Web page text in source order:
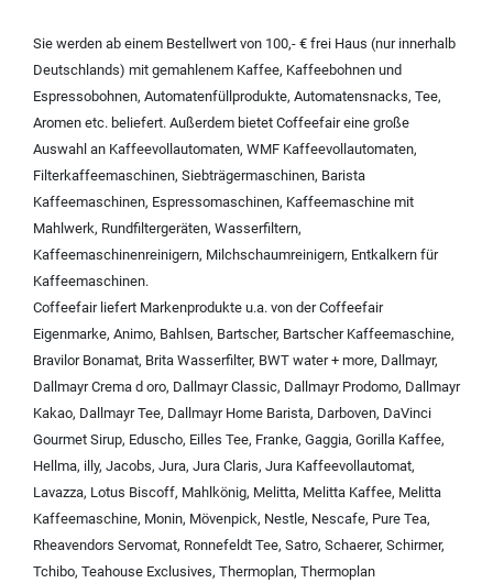
Sie werden ab einem Bestellwert von 100,- € frei Haus (nur innerhalb
Deutschlands) mit gemahlenem Kaffee, Kaffeebohnen und
Espressobohnen, Automatenfüllprodukte, Automatensnacks, Tee,
Aromen etc. beliefert. Außerdem bietet Coffeefair eine große
Auswahl an Kaffeevollautomaten, WMF Kaffeevollautomaten,
Filterkaffeemaschinen, Siebträgermaschinen, Barista
Kaffeemaschinen, Espressomaschinen, Kaffeemaschine mit
Mahlwerk, Rundfiltergeräten, Wasserfiltern,
Kaffeemaschinenreinigern, Milchschaumreinigern, Entkalkern für
Kaffeemaschinen.
Coffeefair liefert Markenprodukte u.a. von derCoffeefair
Eigenmarke, Animo, Bahlsen, Bartscher, Bartscher Kaffeemaschine,
Bravilor Bonamat, Brita Wasserfilter, BWT water + more, Dallmayr,
Dallmayr Crema d oro, Dallmayr Classic, Dallmayr Prodomo, Dallmayr
Kakao, Dallmayr Tee, Dallmayr Home Barista, Darboven, DaVinci
Gourmet Sirup, Eduscho, Eilles Tee, Franke, Gaggia, Gorilla Kaffee,
Hellma, illy, Jacobs, Jura, Jura Claris, Jura Kaffeevollautomat,
Lavazza, Lotus Biscoff, Mahlkönig, Melitta, Melitta Kaffee, Melitta
Kaffeemaschine, Monin, Mövenpick, Nestle, Nescafe, Pure Tea,
Rheavendors Servomat, Ronnefeldt Tee, Satro, Schaerer, Schirmer,
Tchibo, Teahouse Exclusives, Thermoplan, Thermoplan